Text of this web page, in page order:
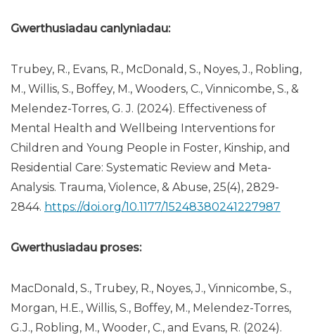
Gwerthusiadau canlyniadau:
Trubey, R., Evans, R., McDonald, S., Noyes, J., Robling,
M., Willis, S., Boffey, M., Wooders, C., Vinnicombe, S., &
Melendez-Torres, G. J. (2024). Effectiveness of
Mental Health and Wellbeing Interventions for
Children and Young People in Foster, Kinship, and
Residential Care: Systematic Review and Meta-
Analysis. Trauma, Violence, & Abuse, 25(4), 2829-
2844. https://doi.org/10.1177/15248380241227987
Gwerthusiadau proses:
MacDonald, S., Trubey, R., Noyes, J., Vinnicombe, S.,
Morgan, H.E., Willis, S., Boffey, M., Melendez-Torres,
G.J., Robling, M., Wooder, C., and Evans, R. (2024).